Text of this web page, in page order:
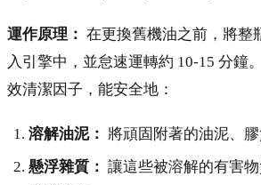
運作原理： 在更換舊機油之前，將整
入引擎中，並怠速運轉約 10-15 分鐘
效清潔因子，能安全地：
溶解油泥： 將頑固附著的油泥、膠
懸浮雜質： 讓這些被溶解的有害